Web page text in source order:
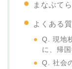
まなぶて
よくある
Q. 現地
に、帰
Q. 社会